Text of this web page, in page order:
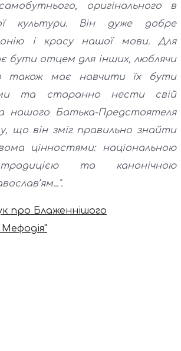
оригінального в
культури. Він дуже добре
і красу нашої мови. Для
бути отцем для інших, люблячи
також має навчити їх бути
та старанно нести свій
нашого Батька-Предстоятеля
що він зміг правильно знайти
цінностями: національною
та канонічною
про Блаженнішого